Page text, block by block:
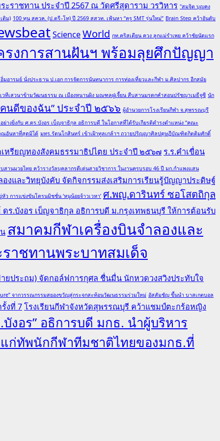
ราชทาน ประจำปี 2567 ณ วัดศรีสุดาราม วรวิหาร "สมจิต บุญคง
ติม) 100 ทุน สควค. (ป.ตรี–โท) ปี 2569 สสวท. เฟ้นหา “ครู SMT รุ่นใหม่” Brain Step คว้าอันดับ
ScienceWorld กท.คริสเตียน ควง ลูกแม่รำเพย คว้าชัยนัดแรก
งการสานฝันฯ พร้อมลุยศึกปัญญา
มอารมย์ นั่งประธาน ป.เอก การจัดการนันทนาการ การท่องเที่ยวและกีฬา ม.ศิลปากร อีกสมัย
วทีเสวนาข้ามวัฒนธรรม ณ เมืองหนานผิง มณฑลฝูเจี้ยน สืบสานมรดกคำสอนปรัชญาเมธีจูซี นัก
คนดีของฉัน” ประจำปี ๒๕๖๖ ผู้อำนวยการโรงเรียนกีฬา จ.สุพรรณบุรี
างยิ่งกับ ศ.ดร.บังอร เบ็ญจาธิกุล อธิการบดี ในโอกาสที่ได้รับเกียรติดำรงตำแหน่ง “คณะ
ณอันหาที่สุดมิได้ มทร.รัตนโกสินทร์ เข้าเฝ้าทูลเกล้าฯ ถวายปริญญาศิลปดุษฎีบัณฑิตกิตติมศักดิ์
หรียญทองสังคมธรรมาธิปไตย ประจำปี ๒๕๖๗ ร.ร.คำเขื่อน
สานมวยไทย คว้ารางวัลบุคลากรดีเด่นสายวิชาการ ในงานครบรอบ 46 ปี มก.กำแพงแสน
งและวิทยุบังคับ จัดกิจกรรมส่งเสริมการเรียนรู้ปัญญาประดิษฐ์
ว การแข่งขันโดรนมิชชั่น ‘หนูน้อยจ้าวเวหา’ ศ.พญ.ดารินทร์ ซอโสตถิกุล
ดร.บังอร เบ็ญจาธิกุล อธิการบดี ม.กรุงเทพธนบุรี ให้การต้อนรับ
สมาคมกีฬาเครื่องบินจำลองและ
าชทานพระบาทสมเด็จ
ยประถม) จัดกอล์ฟการกุศล ชื่นมื่น นักหวดวงสวิงประทับใจ
จากวรรณกรรมสยองขวัญสู่กระจกสะท้อนวัฒนธรรมร่วมใหม่ อัสสัมชัญ ขึ้นนำ บาสเกตบอล
งที่ 7โรงเรียนกีฬาจังหวัดสุพรรณบุรี คว้าแชมป์ตะกร้อหญิง
บังอร” อธิการบดี มกธ. นำผู้บริหาร
แก่ทัพนักกีฬาทีมชาติไทยของมกธ.ที่